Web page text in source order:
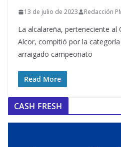
13 de julio de 2023 Redacción
La alcalareña, perteneciente al
Alcor, compitió por la
arraigado campeonato
Read More
CASH FRESH